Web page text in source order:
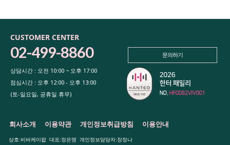
CUSTOMER CENTER
02-499-8860
상담시간 : 오전 10:00 ~ 오후 17:00
점심시간 : 오후 12:00 - 오후 13:00
(토-일요일, 공휴일 휴무)
문의하기
회사소개 이용약관 개인정보취급방침 이용안내
상호:비바케이팝 대표:정은명 개인정보담당자:장정나